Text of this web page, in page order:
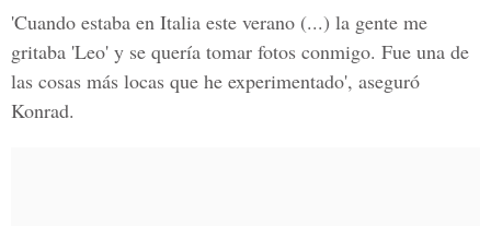
'Cuando estaba en Italia este verano (...) la gente me
gritaba 'Leo' y se quería tomar fotos conmigo. Fue una de
las cosas más locas que he experimentado', aseguró
Konrad.